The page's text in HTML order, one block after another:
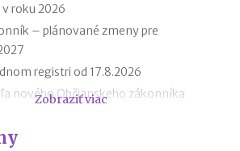
roku 2026
– plánované zmeny pre
registri od 17.8.2026
nového Občianskeho zákonníka
od 1. októbra 2025 podnikať
Zobraziť viac